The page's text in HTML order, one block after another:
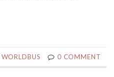
WORLDBUS 0 COMMENT